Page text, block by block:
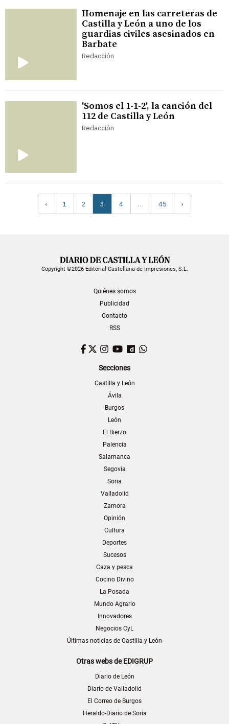
Homenaje en las carreteras de
Castilla y León a uno de los
guardias civiles asesinados en
Barbate
Redacción
'Somos el 1-1-2', la canción del
112 de Castilla y León
Redacción
‹ 1 2 3 4 … 45 ›
Copyright ©2026 Editorial Castellana de Impresiones, S.L.
Quiénes somos
Publicidad
Contacto
RSS
Facebook
TwitterInstagram
YouTubeDailymotion
Secciones
Castilla y León
Ávila
Burgos
León
El Bierzo
Palencia
Salamanca
Segovia
Soria
Valladolid
Zamora
Opinión
Cultura
Deportes
Sucesos
Caza y pesca
Cocino Divino
La Posada
Mundo Agrario
Innovadores
Negocios CyL
Últimas noticias de Castilla y León
Otras webs de EDIGRUP
Diario de León
Diario de Valladolid
El Correo de Burgos
Heraldo-Diario de Soria